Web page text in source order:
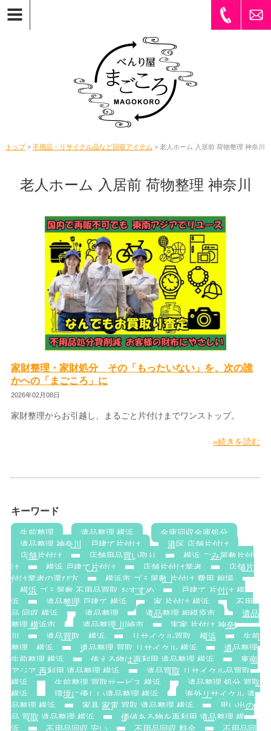
トップ> 不用品・リサイクル品など回収アイテム > 老人ホーム 入居前 荷物整理 神奈川
老人ホーム 入居前 荷物整理 神奈川
家財整理・家財処分 その「もったいない」を、次の誰
かへの「まごころ」に
2026年02月08日
家財整理からお引越し、まるごと片付けまでワンストップ。
»続きを読む
キーワード
生前整理 遺品整理 横浜
金庫回収金庫処分
遺品整理 神奈川，戸建て片付け
港区 店舗片付け
店舗片付け
店舗用品買い取り
横浜 ごみ屋敷片付
け
横浜 戸建て片付け 店舗片付け業者
店舗片
付け業者の選び方
横浜市 ゴミ屋敷 片付け 費用 相場
横浜 ゴミ屋敷 不用品買取 おすすめ
戸建て 片付け 横
浜
遺品整理 戸建て 横浜 家 片付け 横浜
不用
品 回収 横浜
遺品整理 遺品整理 相模原市
遺品
整理 横浜市
遺品整理 川崎市
実家 片付け 神奈
川
遺品買取 横浜 リサイクル買取 横浜
生前
整理 横浜
遺品整理 買取 リサイクル 横浜
遺品整理
生前整理 横浜
使える物は再利用 遺品整理 横浜
東南
アジア 再利用 遺品整理 横浜
遺品買取 リサイクル品買取
横浜
生前整理 買取サービス 横浜
遺品整理 処分 買取
横浜
環境に優しい遺品整理 横浜
海外リサイクル 遺
品整理 横浜
家具 家電 買取 遺品整理 横浜
思い出の
品 買取 遺品整理 横浜
価値ある物を再利用 遺品整理 横
浜
不用品回収 安い 不用品回収 料金
不用品回